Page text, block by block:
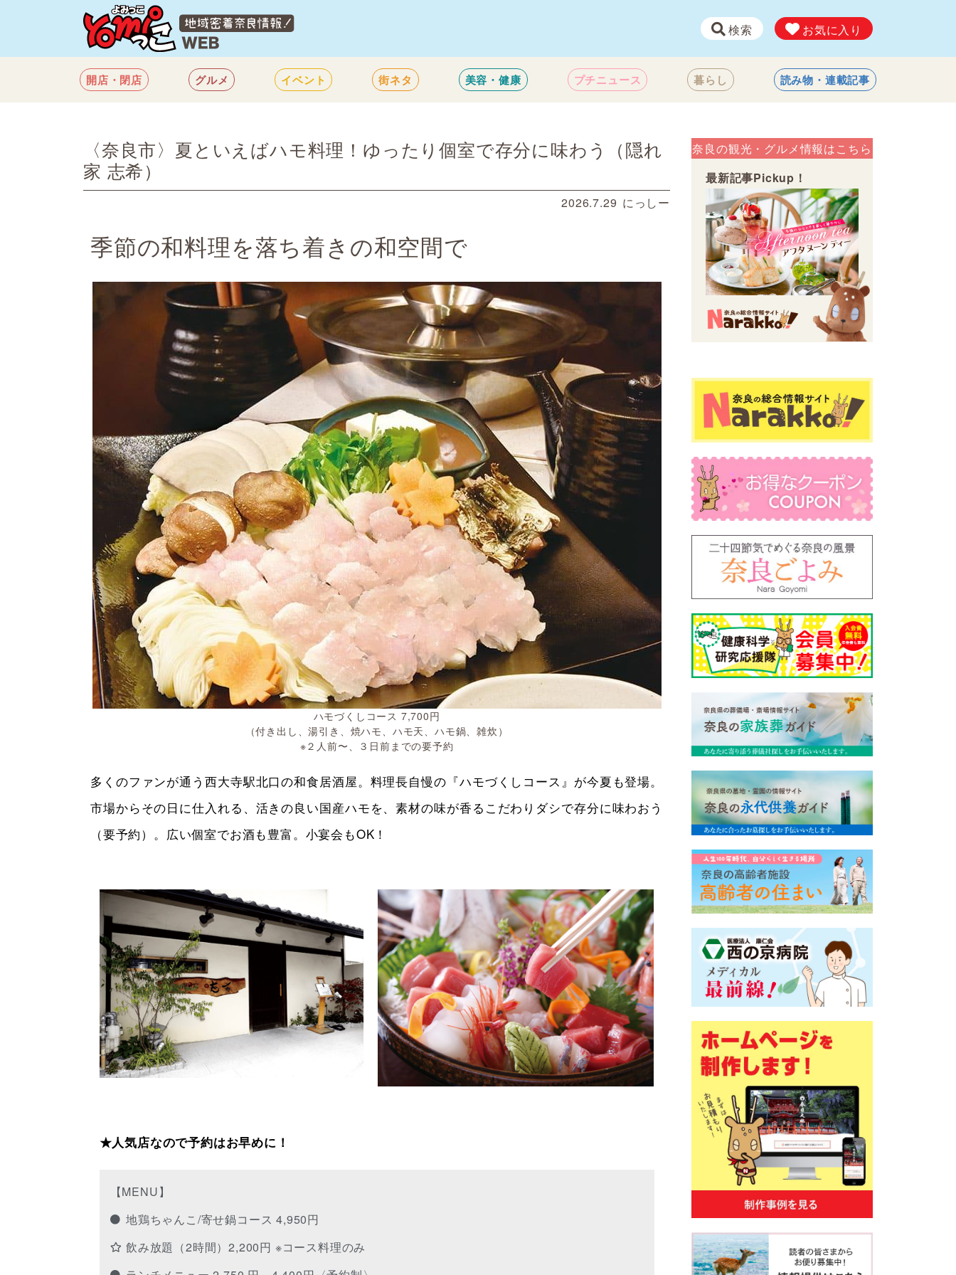
検索 お気に入り
開店・閉店 グルメ イベント 街ネタ 美容・健康 プチニュース 暮らし 読み物・連載記事
〈奈良市〉夏といえばハモ料理！ゆったり個室で存分に味わう（隠れ
家 志希）
2026.7.29 にっしー
季節の和料理を落ち着きの和空間で
ハモづくしコース 7,700円
（付き出し、湯引き、焼ハモ、ハモ天、ハモ鍋、雑炊）
※２人前〜、３日前までの要予約
多くのファンが通う西大寺駅北口の和食居酒屋。料理長自慢の『ハモづくしコース』が今夏も登場。
市場からその日に仕入れる、活きの良い国産ハモを、素材の味が香るこだわりダシで存分に味わおう
（要予約）。広い個室でお酒も豊富。小宴会もOK！
★人気店なので予約はお早めに！
【MENU】
地鶏ちゃんこ/寄せ鍋コース 4,950円
飲み放題（2時間）2,200円 ※コース料理のみ
奈良の観光・グルメ情報はこちら
最新記事Pickup！